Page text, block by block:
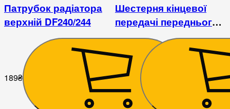
Патрубок радіатора
верхній DF240/244
189₴
Шестерня кінцевої
передачі переднього
моста ведена
DongFeng 244
2 520